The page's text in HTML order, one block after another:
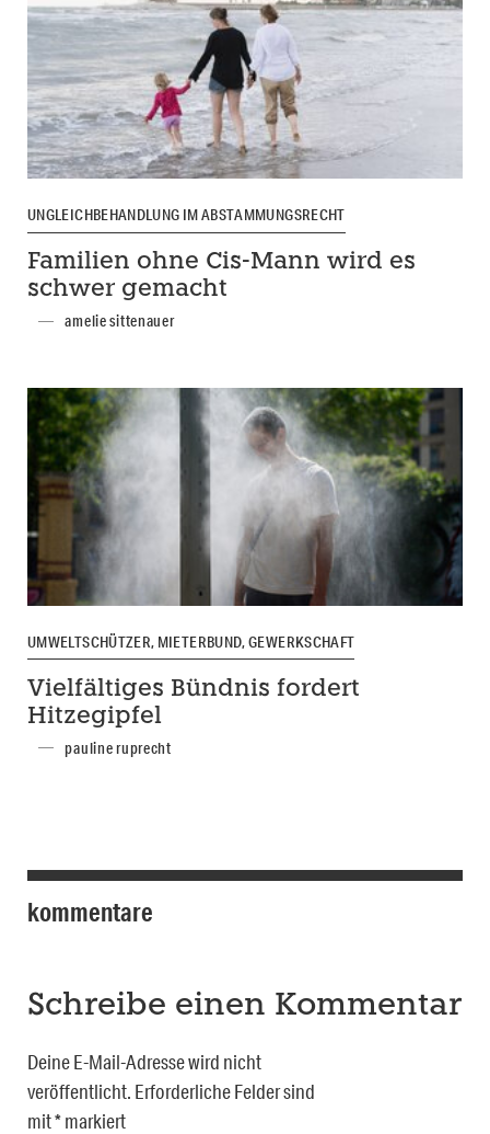
UNGLEICHBEHANDLUNG IM ABSTAMMUNGSRECHT
Familien ohne Cis-Mann wird es
schwer gemacht
amelie sittenauer
UMWELTSCHÜTZER, MIETERBUND, GEWERKSCHAFT
Vielfältiges Bündnis fordert
Hitzegipfel
pauline ruprecht
kommentare
Schreibe einen Kommentar
Deine E-Mail-Adresse wird nicht
veröffentlicht. Erforderliche Felder sind
mit*markiert